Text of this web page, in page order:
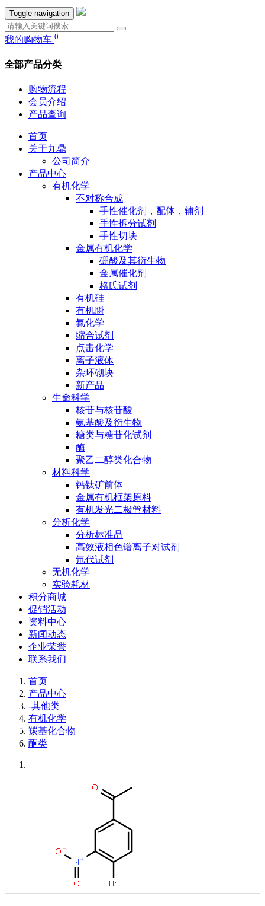
Toggle navigation
我的购物车 0
全部产品分类
购物流程
会员介绍
产品查询
首页
关于九鼎
公司简介
产品中心
有机化学
不对称合成
手性催化剂，配体，辅剂
手性拆分试剂
手性切块
金属有机化学
硼酸及其衍生物
金属催化剂
格氏试剂
有机硅
有机膦
氟化学
缩合试剂
点击化学
离子液体
杂环砌块
新产品
生命科学
核苷与核苷酸
氨基酸及衍生物
糖类与糖苷化试剂
酶
聚乙二醇类化合物
材料科学
钙钛矿前体
金属有机框架原料
有机发光二极管材料
分析化学
分析标准品
高效液相色谱离子对试剂
氘代试剂
无机化学
实验耗材
积分商城
促销活动
资料中心
新闻动态
企业荣誉
联系我们
首页
产品中心
-其他类
有机化学
羰基化合物
酮类